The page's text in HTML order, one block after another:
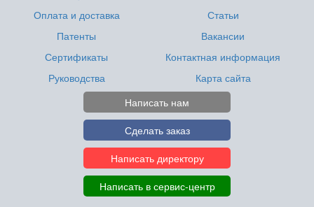
Оплата и доставка
Патенты
Сертификаты
Руководства
Статьи
Вакансии
Контактная информация
Карта сайта
Написать нам
Сделать заказ
Написать директору
Написать в сервис-центр